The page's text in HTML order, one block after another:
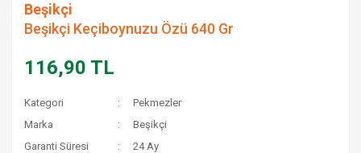
Beşikçi
Beşikçi Keçiboynuzu Özü 640 Gr
116,90 TL
Kategori
Pekmezler
Marka
Beşikçi
Garanti Süresi
24 Ay